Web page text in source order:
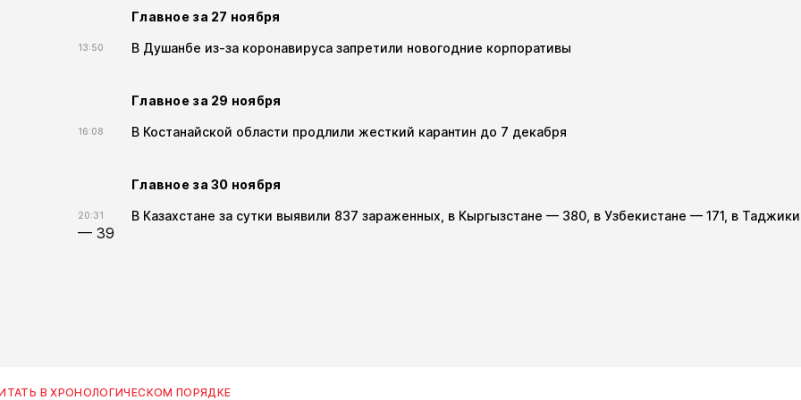
Главное за 27 ноября
13:50 В Душанбе из-за коронавируса запретили новогодние корпоративы
Главное за 29 ноября
16:08 В Костанайской области продлили жесткий карантин до 7 декабря
Главное за 30 ноября
20:31 В Казахстане за сутки выявили 837 зараженных, в Кыргызстане — 380, в Узбекистане — 171, в
— 39
В ХРОНОЛОГИЧЕСКОМ ПОРЯДКЕ